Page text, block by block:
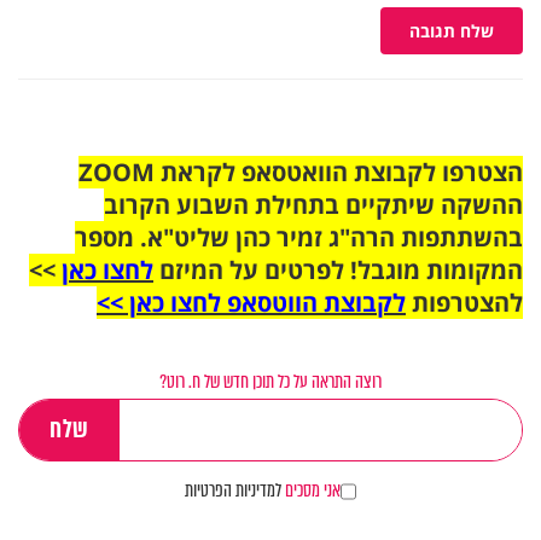
שלח תגובה
הצטרפו לקבוצת הוואטסאפ לקראת ZOOM
ההשקה שיתקיים בתחילת השבוע הקרוב
בהשתתפות הרה"ג זמיר כהן שליט"א. מספר
המקומות מוגבל! לפרטים על המיזם לחצו כאן>>
להצטרפותלקבוצת הווטסאפ לחצו כאן >>
רוצה התראה על כל תוכן חדש של ח. רוט?
אני מסכיםלמדיניות הפרטיות